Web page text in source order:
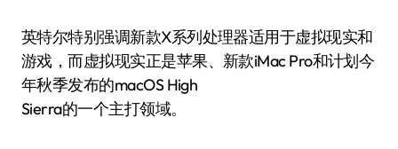
英特尔特别强调新款X系列处理器适用于虚拟现实和
游戏，而虚拟现实正是苹果、新款iMac Pro和计划今
年秋季发布的macOS High
Sierra的一个主打领域。